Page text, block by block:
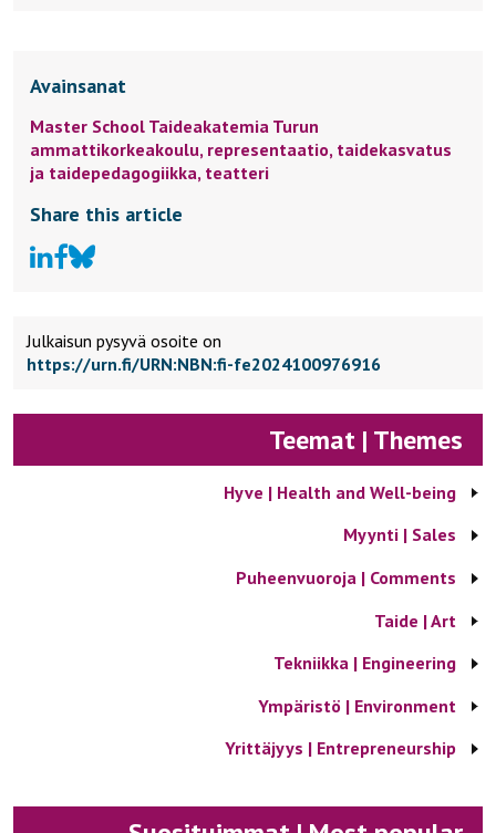
Avainsanat
Master School Taideakatemia Turun
ammattikorkeakoulu, representaatio, taidekasvatus
ja taidepedagogiikka, teatteri
Share this article
Julkaisun pysyvä osoite on
https://urn.fi/URN:NBN:fi-fe2024100976916
Teemat | Themes
Hyve | Health and Well-being
Myynti | Sales
Puheenvuoroja | Comments
Taide | Art
Tekniikka | Engineering
Ympäristö | Environment
Yrittäjyys | Entrepreneurship